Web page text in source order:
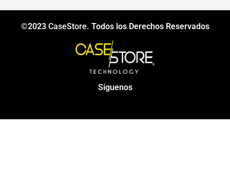
©2023 CaseStore. Todos los Derechos Reservados
Síguenos